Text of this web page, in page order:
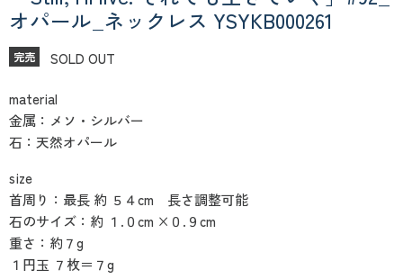
オパール_ネックレス YSYKB000261
完売 SOLD OUT
material
金属：メソ・シルバー
石：天然オパール
size
首周り：最長 約 ５４cm 長さ調整可能
石のサイズ：約 １.０cm ×０.９cm
重さ：約７g
１円玉 ７枚＝７g